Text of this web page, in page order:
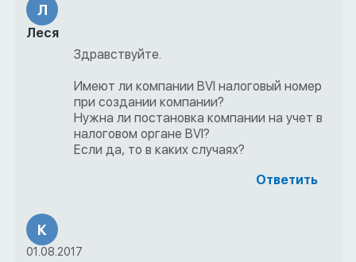
Л
Леся
Здравствуйте.
Имеют ли компании BVI налоговый номер
при создании компании?
Нужна ли постановка компании на учет в
налоговом органе BVI?
Если да, то в каких случаях?
Ответить
К
01.08.2017